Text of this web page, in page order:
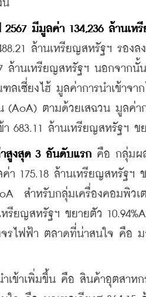
นี้
2567 มีมูลค่า 134,236 ล้านเห
ล้านเหรียญสหรัฐฯ รองล
ล้านเหรียญสหรัฐฯ นอกจากนั้
ซี่ยงไฮ้ มูลค่าการนำเข้าจา
(AoA) ตามด้วยเสฉวน มูลค่า
683.11 ล้านเหรียญสหรัฐฯ ข
สูงสุด 3 อันดับแรก คือ กลุ่มผ
175.18 ล้านเหรียญสหรัฐฯ ข
สำหรับกลุ่มเครื่องคอมพิ
ยญสหรัฐฯ ขยายตัว
จรไฟฟ้า ตลาดที่น่าสนใจ คือ
ข้าเพิ่มขึ้น คือ สินค้าอุตสาหก